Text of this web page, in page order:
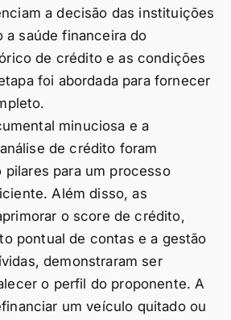
a decisão das instituições
a saúde financeira do
de crédito e as condições
foi abordada para fornecer
minuciosa e a
de crédito foram
pilares para um processo
Além disso, as
o score de crédito,
pontual de contas e a gestão
demonstraram ser
o perfil do proponente. A
um veículo quitado ou